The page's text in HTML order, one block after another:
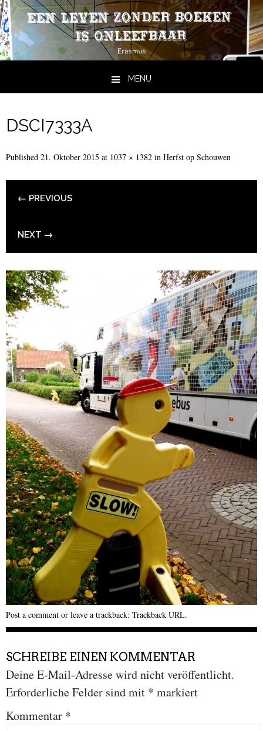
MENU
DSCI7333A
Published 21. Oktober 2015 at 1037 × 1382 in Herfst op Schouwen
← PREVIOUS
NEXT →
Post a comment or leave a trackback: Trackback URL.
SCHREIBE EINEN KOMMENTAR
Deine E-Mail-Adresse wird nicht veröffentlicht.
Erforderliche Felder sind mit * markiert
Kommentar *